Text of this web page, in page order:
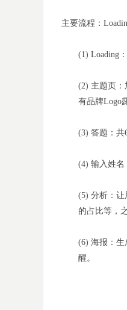
主要流程：
(1) Loading
(2) 主题页：
有品牌Logo
(3) 答题：共
(4) 输入姓名
(5) 分析：让
的占比等，
(6) 海报：生
醒。